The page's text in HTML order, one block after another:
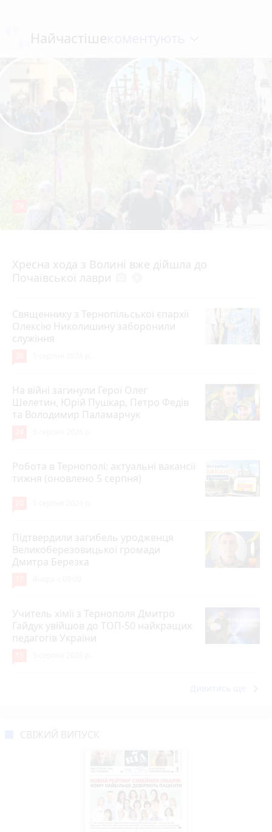
Найчастіше
Хресна хода з Волині вже дійшла до
Почаївської лаври
Священнику з Тернопільської єпархії
Олексію Николишину заборонили
служіння
На війні загинули Герої Олег
Шелетин, Юрій Пушкар, Петро Федів
та Володимир Паламарчук
Робота в Тернополі: актуальні вакансії
тижня (оновлено 5 серпня)
Підтвердили загибель уродженця
Великоберезовицької громади
Дмитра Березка
Учитель хімії з Тернополя Дмитро
Гайдук увійшов до ТОП-50 найкращих
педагогів України